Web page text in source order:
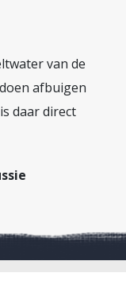
van de
afbuigen
daar direct